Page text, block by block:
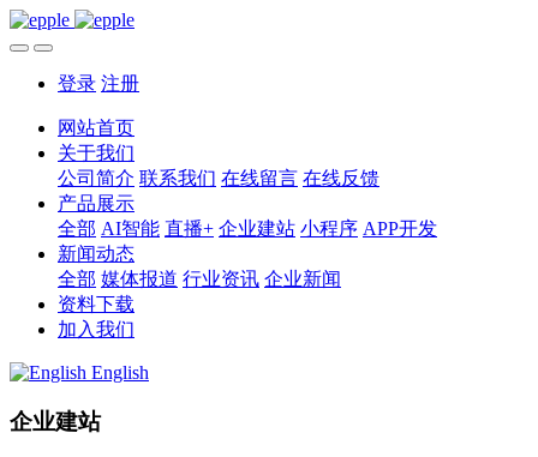
登录 注册
网站首页
关于我们
公司简介 联系我们 在线留言 在线反馈
产品展示
全部 AI智能 直播+ 企业建站 小程序 APP开发
新闻动态
全部 媒体报道 行业资讯 企业新闻
资料下载
加入我们
English
企业建站